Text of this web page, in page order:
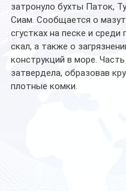
затронуло бухты Паток,
Сиам. Сообщается о
сгустках на песке и
скал, а также о
конструкций в море.
затвердела, образовав
плотные комки.